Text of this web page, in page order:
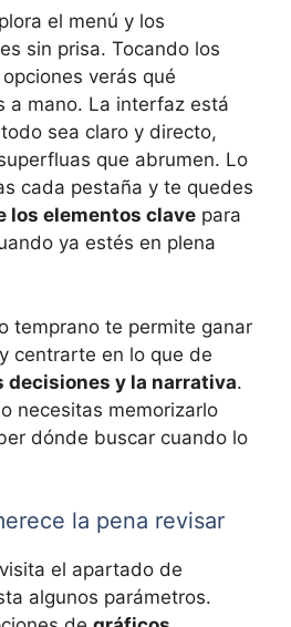
el menú y los
sin prisa. Tocando los
verás qué
a mano. La interfaz está
sea claro y directo,
que abrumen. Lo
cada pestaña y te quedes
los elementos clave para
ya estés en plena
temprano te permite ganar
centrarte en lo que de
decisiones y la narrativa.
necesitas memorizarlo
dónde buscar cuando lo
la pena revisar
el apartado de
algunos parámetros.